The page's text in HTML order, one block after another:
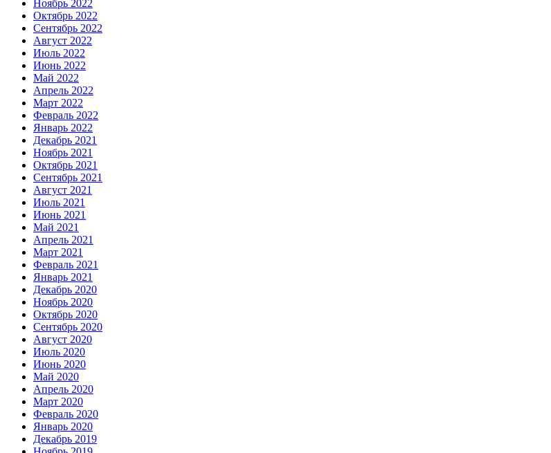
Ноябрь 2022
Октябрь 2022
Сентябрь 2022
Август 2022
Июль 2022
Июнь 2022
Май 2022
Апрель 2022
Март 2022
Февраль 2022
Январь 2022
Декабрь 2021
Ноябрь 2021
Октябрь 2021
Сентябрь 2021
Август 2021
Июль 2021
Июнь 2021
Май 2021
Апрель 2021
Март 2021
Февраль 2021
Январь 2021
Декабрь 2020
Ноябрь 2020
Октябрь 2020
Сентябрь 2020
Август 2020
Июль 2020
Июнь 2020
Май 2020
Апрель 2020
Март 2020
Февраль 2020
Январь 2020
Декабрь 2019